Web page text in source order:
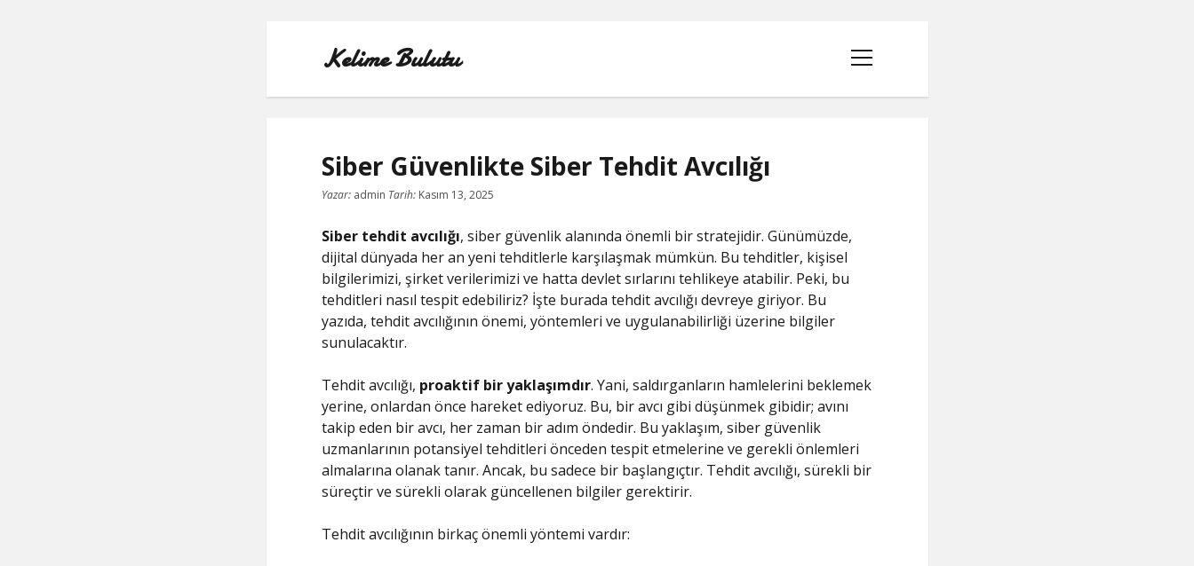
Kelime Bulutu
menüyü
aç
FACEBOOK BEĞENI KASMA ŞIFRESIZ
LISTE
SAYFA LISTESI
TIKTOK YORUM ATMA
Siber Güvenlikte Siber Tehdit Avcılığı
Yazar:admin Tarih: Kasım 13, 2025
Siber tehdit avcılığı, siber güvenlik alanında önemli bir stratejidir. Günümüzde,
dijital dünyada her an yeni tehditlerle karşılaşmak mümkün. Bu tehditler, kişisel
bilgilerimizi, şirket verilerimizi ve hatta devlet sırlarını tehlikeye atabilir. Peki, bu
tehditleri nasıl tespit edebiliriz? İşte burada tehdit avcılığı devreye giriyor. Bu
yazıda, tehdit avcılığının önemi, yöntemleri ve uygulanabilirliği üzerine bilgiler
sunulacaktır.
Tehdit avcılığı, proaktif bir yaklaşımdır. Yani, saldırganların hamlelerini beklemek
yerine, onlardan önce hareket ediyoruz. Bu, bir avcı gibi düşünmek gibidir; avını
takip eden bir avcı, her zaman bir adım öndedir. Bu yaklaşım, siber güvenlik
uzmanlarının potansiyel tehditleri önceden tespit etmelerine ve gerekli önlemleri
almalarına olanak tanır. Ancak, bu sadece bir başlangıçtır. Tehdit avcılığı, sürekli bir
süreçtir ve sürekli olarak güncellenen bilgiler gerektirir.
Tehdit avcılığının birkaç önemli yöntemi vardır: